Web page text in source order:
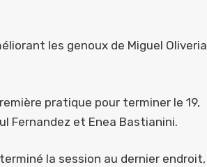
les genoux de Miguel Oliveria
pratique pour terminer le 19,
Fernandez et Enea Bastianini.
la session au dernier endroit,